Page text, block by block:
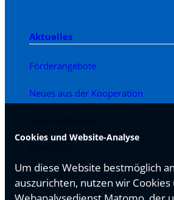
Cookies und Website-Analyse
Um diese Website bestmöglich
auszurichten, nutzen wir Cookies
Aktuelles
Förderangebote
Neues aus der Kooperation